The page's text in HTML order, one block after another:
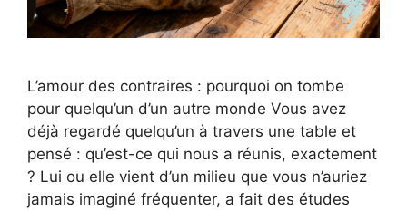
L’amour des contraires : pourquoi on tombe
pour quelqu’un d’un autre monde Vous avez
déjà regardé quelqu’un à travers une table et
pensé : qu’est-ce qui nous a réunis, exactement
? Lui ou elle vient d’un milieu que vous n’auriez
jamais imaginé fréquenter, a fait des études